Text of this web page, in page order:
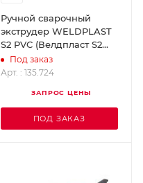
Ручной сварочный
экструдер WELDPLAST
S2 PVC (Велдпласт S2
PVC) LEISTER 135.724
Под заказ
Арт. : 135.724
ЗАПРОС ЦЕНЫ
ПОД ЗАКАЗ